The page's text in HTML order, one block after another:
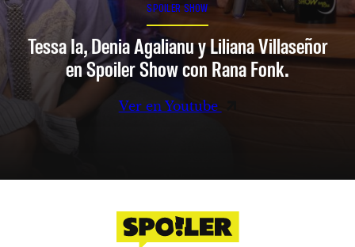
SPOILER SHOW
Tessa Ia, Denia Agalianu y Liliana Villaseñor
en Spoiler Show con Rana Fonk.
Ver en Youtube